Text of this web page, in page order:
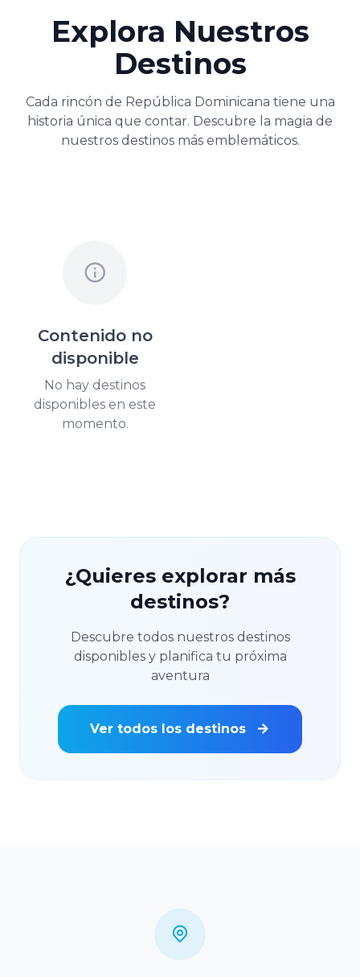
Explora Nuestros
Destinos
Cada rincón de República Dominicana tiene una
historia única que contar. Descubre la magia de
nuestros destinos más emblemáticos.
Contenido no
disponible
No hay destinos
disponibles en este
momento.
¿Quieres explorar más
destinos?
Descubre todos nuestros destinos
disponibles y planifica tu próxima
aventura
Ver todos los destinos